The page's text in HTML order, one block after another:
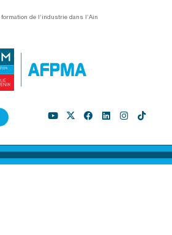
formation de l’industrie dans l’Ain